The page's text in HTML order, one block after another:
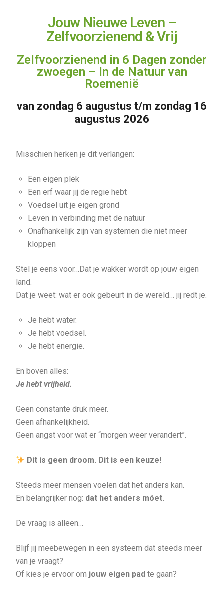
Jouw Nieuwe Leven –
Zelfvoorzienend & Vrij
Zelfvoorzienend in 6 Dagen zonder
zwoegen – In de Natuur van
Roemenië
van zondag 6 augustus t/m zondag 16
augustus 2026
Misschien herken je dit verlangen:
Een eigen plek
Een erf waar jij de regie hebt
Voedsel uit je eigen grond
Leven in verbinding met de natuur
Onafhankelijk zijn van systemen die niet meer
kloppen
Stel je eens voor…Dat je wakker wordt op jouw eigen
land.
Dat je weet: wat er ook gebeurt in de wereld… jij redt je.
Je hebt water.
Je hebt voedsel.
Je hebt energie.
En boven alles:
Je hebt vrijheid.
Geen constante druk meer.
Geen afhankelijkheid.
Geen angst voor wat er “morgen weer verandert”.
Dit is geen droom. Dit is een keuze!
Steeds meer mensen voelen dat het anders kan.
En belangrijker nog: dat het anders móet.
De vraag is alleen…
Blijf jij meebewegen in een systeem dat steeds meer
van je vraagt?
Of kies je ervoor om jouw eigen pad te gaan?